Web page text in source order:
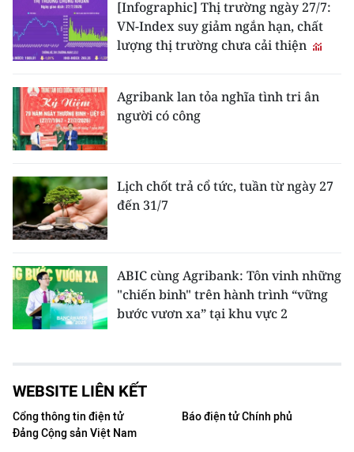
[Infographic] Thị trường ngày 27/7:
VN-Index suy giảm ngắn hạn, chất
lượng thị trường chưa cải thiện
Agribank lan tỏa nghĩa tình tri ân
người có công
Lịch chốt trả cổ tức, tuần từ ngày 27
đến 31/7
ABIC cùng Agribank: Tôn vinh những
"chiến binh" trên hành trình “vững
bước vươn xa” tại khu vực 2
WEBSITE LIÊN KẾT
Cổng thông tin điện tử
Đảng Cộng sản Việt Nam
Báo điện tử Chính phủ